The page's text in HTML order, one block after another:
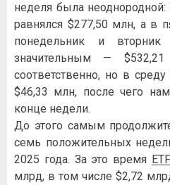
неделя была неоднородной:
равнялся $277,50 млн, а в
понедельник и
значительным —
соответственно, но в
$46,33 млн, после чего
конце недели.
До этого самым
семь положительных
2025 года. За это время ETF
млрд, в том числе $2,72